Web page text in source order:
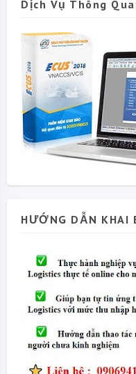
Dịch Vụ Thông
HƯỚNG DẪN KHAI